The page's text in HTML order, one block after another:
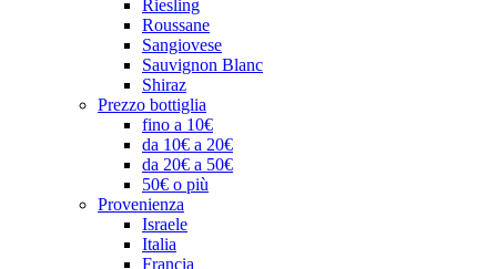
Riesling
Roussane
Sangiovese
Sauvignon Blanc
Shiraz
Prezzo bottiglia
fino a 10€
da 10€ a 20€
da 20€ a 50€
50€ o più
Provenienza
Israele
Italia
Francia